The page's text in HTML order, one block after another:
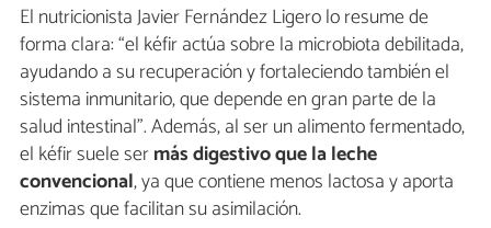
El nutricionista Javier Fernández Ligero lo resume de
forma clara: “el kéfir actúa sobre la microbiota debilitada,
ayudando a su recuperación y fortaleciendo también el
sistema inmunitario, que depende en gran parte de la
salud intestinal”. Además, al ser un alimento fermentado,
el kéfir suele sermás digestivo que la leche
convencional, ya que contiene menos lactosa y aporta
enzimas que facilitan su asimilación.